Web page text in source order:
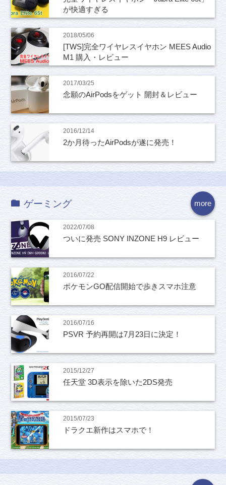
が快適すぎる
2018/05/06
[TWS]完全ワイヤレスイヤホン MEES Audio
M1 購入・レビュー
2017/03/25
念願のAirPodsをゲット 開封＆レビュー
2016/12/14
2か月待ったAirPodsが遂に発売！
more
ゲーミング
2022/07/08
ついに発売 SONY INZONE H9 レビュー
2016/07/22
ポケモンGO配信開始で歩きスマホ注意
2016/07/16
PSVR 予約再開は7月23日に決定！
2015/12/27
任天堂 3D表示を除いた2DS発売
2015/07/23
ドラクエ新作はスマホで！